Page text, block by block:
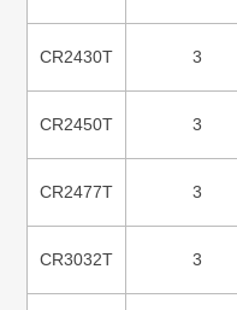
CR2430T 3
CR2450T 3
CR2477T 3
CR3032T 3